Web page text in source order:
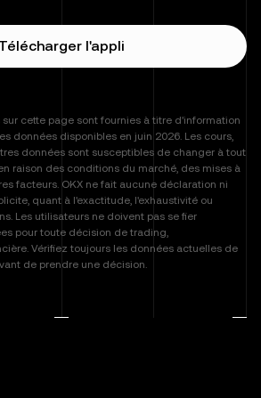
Télécharger l'appli
cette page sont fournies à titre d'information
données disponibles en juin 2026. Les cours,
données sont susceptibles de changer à tout
raison des conditions du marché, des mises à
facteurs. OKX ne fait aucune déclaration ni
quant à l'exactitude, l'exhaustivité ou
Les utilisateurs ne doivent pas se fier
pour toute décision de trading,
Vérifiez toujours les données actuelles de
de prendre une décision.